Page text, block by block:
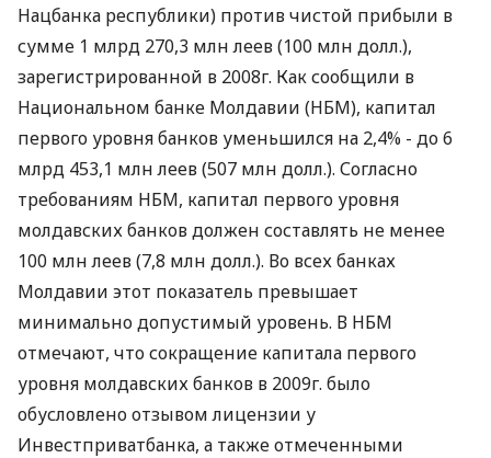
Нацбанка республики) против чистой прибыли в
сумме 1 млрд 270,3 млн леев (100 млн долл.),
зарегистрированной в 2008г. Как сообщили в
Национальном банке Молдавии (НБМ), капитал
первого уровня банков уменьшился на 2,4% - до 6
млрд 453,1 млн леев (507 млн долл.). Согласно
требованиям НБМ, капитал первого уровня
молдавских банков должен составлять не менее
100 млн леев (7,8 млн долл.). Во всех банках
Молдавии этот показатель превышает
минимально допустимый уровень. В НБМ
отмечают, что сокращение капитала первого
уровня молдавских банков в 2009г. было
обусловлено отзывом лицензии у
Инвестприватбанка, а также отмеченными